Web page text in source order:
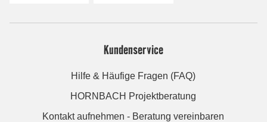
Kundenservice
Hilfe & Häufige Fragen (FAQ)
HORNBACH Projektberatung
Kontakt aufnehmen - Beratung vereinbaren